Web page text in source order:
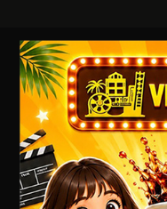
VIỆT PHÚ CINEMA
CÔNG TY TNHH
Số ĐKKD :
KHĐT Tỉnh BRVT
Địa chỉ : 7 Lê Hồng
Tàu, Bà Rịa - Vũng